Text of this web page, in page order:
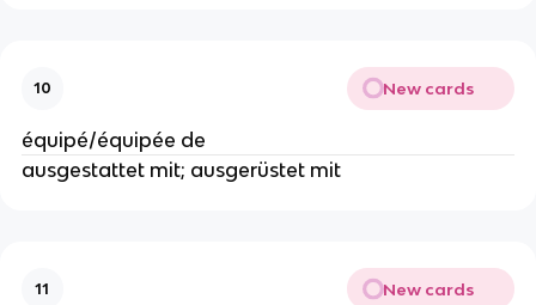
10 New cards
équipé/équipée de
ausgestattet mit; ausgerüstet mit
11 New cards